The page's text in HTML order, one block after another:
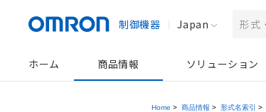
制御機器 Japan
ホーム 商品情報 ソリューション
Home > 商品情報 > 形式名索引 >